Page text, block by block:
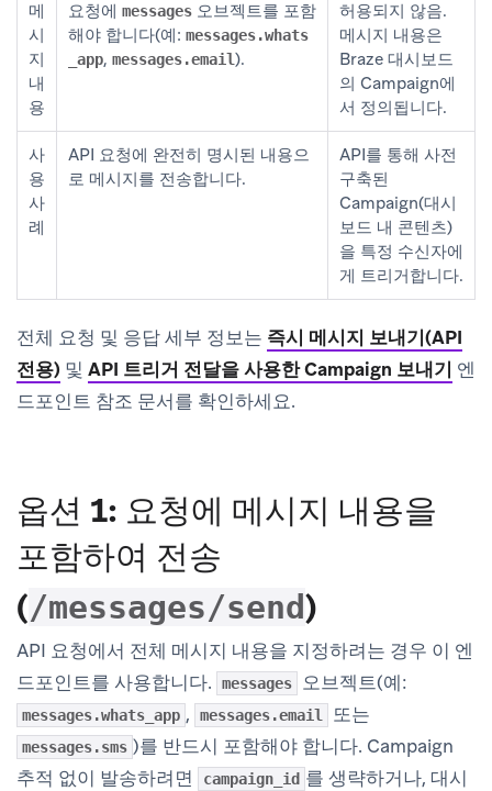
메
시
지
내
용
요청에 messages 오브젝트를 포함
해야 합니다(예: messages.whats
_app, messages.email).
허용되지 않음.
메시지 내용은
Braze 대시보드
의 Campaign에
서 정의됩니다.
사
용
사
례
API 요청에 완전히 명시된 내용으
로 메시지를 전송합니다.
API를 통해 사전
구축된
Campaign(대시
보드 내 콘텐츠)
을 특정 수신자에
게 트리거합니다.
전체 요청 및 응답 세부 정보는 즉시 메시지 보내기(API
전용) 및 API 트리거 전달을 사용한 Campaign 보내기 엔
드포인트 참조 문서를 확인하세요.
옵션 1: 요청에 메시지 내용을
포함하여 전송
(/messages/send)
API 요청에서 전체 메시지 내용을 지정하려는 경우 이 엔
드포인트를 사용합니다.
messages 오브젝트(예:
messages.whats_app , messages.email 또는
messages.sms )를 반드시 포함해야 합니다. Campaign
추적 없이 발송하려면
campaign_id 를 생략하거나, 대시